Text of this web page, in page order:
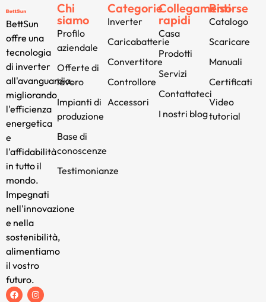
BettSun
offre una
tecnologia
di inverter
all'avanguardia,
migliorando
l'efficienza
energetica
e
l'affidabilità
in tutto il
mondo.
Impegnati
nell'innovazione
e nella
sostenibilità,
alimentiamo
il vostro
futuro.
Chi
siamo
Profilo
aziendale
Offerte di
lavoro
Impianti di
produzione
Base di
conoscenze
Testimonianze
Categorie
Inverter
Caricabatterie
Convertitore
Controllore
Accessori
Collegamenti
rapidi
Casa
Prodotti
Servizi
Contattateci
I nostri blog
Risorse
Catalogo
Scaricare
Manuali
Certificati
Video
tutorial